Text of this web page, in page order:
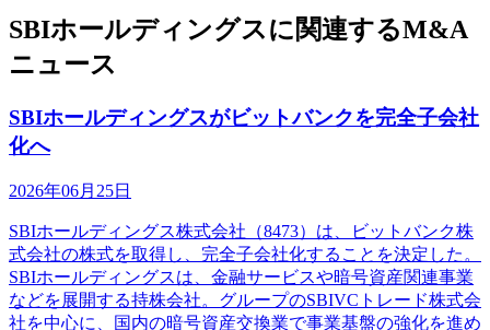
SBIホールディングスに関連するM&A
ニュース
SBIホールディングスがビットバンクを完全子会社
化へ
2026年06月25日
SBIホールディングス株式会社（8473）は、ビットバンク株
式会社の株式を取得し、完全子会社化することを決定した。
SBIホールディングスは、金融サービスや暗号資産関連事業
などを展開する持株会社。グループのSBIVCトレード株式会
社を中心に、国内の暗号資産交換業で事業基盤の強化を進め